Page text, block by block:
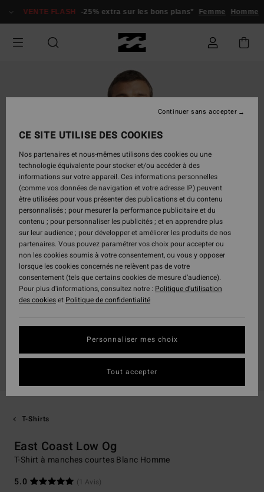
VENTE FLASH -25% extra sur les bons plans* Femme Homme
T-Shirts
East Coast Low Og
T-Shirt à manches courtes Blanc Homme
5.0
(1 Avis)
CE SITE UTILISE DES COOKIES
Nos partenaires et nous-mêmes utilisons des cookies ou une
technologie équivalente pour stocker et/ou accéder à des
informations sur votre appareil. Ces informations personnelles
(comme vos données de navigation et votre adresse IP) peuvent
être utilisées pour vous présenter des publications et du contenu
personnalisés ; pour mesurer la performance publicitaire et du
contenu ; pour personnaliser les publicités ; et en apprendre plus
sur leur audience ; pour développer et améliorer les produits de nos
partenaires. Vous pouvez paramétrer vos choix pour accepter ou
non les cookies soumis à votre consentement, ou vous y opposer
lorsque les cookies concernés ne relèvent pas de votre
consentement (tels que certains cookies de mesure d’audience).
Pour plus d'informations, consultez notre : Politique d'utilisation
des cookieset Politique de confidentialité
Personnaliser mes choix
Continuer sans accepter
Tout accepter